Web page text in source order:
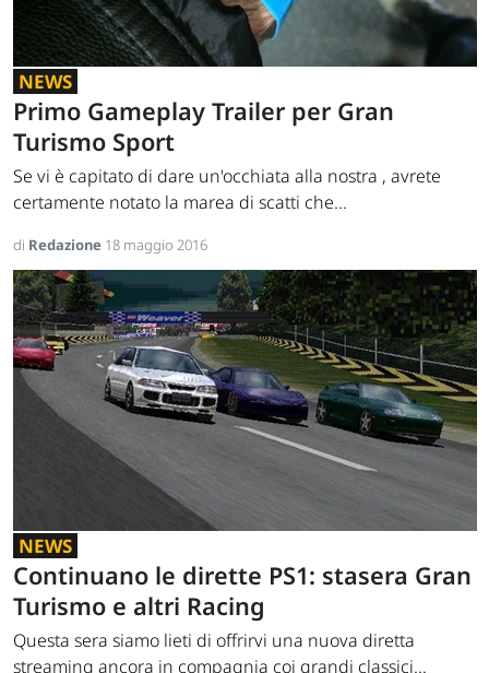
NEWS
Primo Gameplay Trailer per Gran
Turismo Sport
Se vi è capitato di dare un'occhiata alla nostra , avrete
certamente notato la marea di scatti che...
di Redazione 18 maggio 2016
NEWS
Continuano le dirette PS1: stasera Gran
Turismo e altri Racing
Questa sera siamo lieti di offrirvi una nuova diretta
streaming ancora in compagnia coi grandi classici...